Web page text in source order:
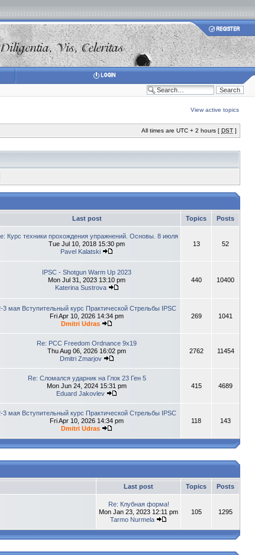
View active topics
All times are UTC + 2 hours [ DST ]
Last post Topics Posts
Курс техники прохождения упражнений. Основы. 8 июля
Tue Jul 10, 2018 15:30 pm
Pavel Kalatski
13 52
IPSC - Shotgun Warm Up 2023
Mon Jul 31, 2023 13:10 pm
Katerina Sustrova
440 10400
3 мая Вступительный курс Практической Стрельбы IPSC
Fri Apr 10, 2026 14:34 pm
Dmitri Udras
269 1041
Re: PCC Freedom Ordnance 9x19
Thu Aug 06, 2026 16:02 pm
Dmitri Zmarjov
2762 11454
Re: Сломался ударник на Глок 23 Ген 5
Mon Jun 24, 2024 15:31 pm
Eduard Jakovlev
415 4689
3 мая Вступительный курс Практической Стрельбы IPSC
Fri Apr 10, 2026 14:34 pm
Dmitri Udras
118 143
Last post Topics Posts
Re: Клубная форма!
Mon Jan 23, 2023 12:11 pm
Tarmo Nurmela
105 1295